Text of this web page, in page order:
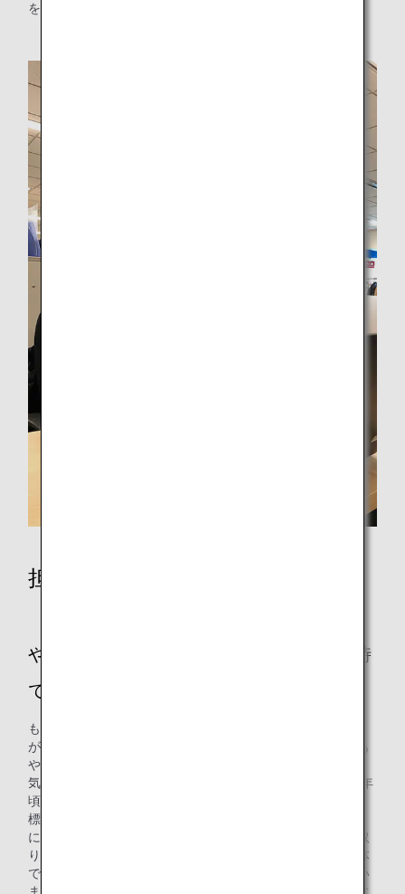
をご紹介します。
担当者の乾さんへのインタビュー
やりがいや達成感を感じるのはどういう時
でしょうか
もともと社会課題としてSDGsに関心を持っておりました
が、企業として気候変動問題に取り組めるこの業務にとても
やりがいを感じています。
気候変動問題に関しては、航空業界全体の課題として2021年
頃から本格的な取り組みを進めていました。SDGsの17の目
標（*3）においては、13番の「気候変動に具体的な対策を」
に対する取り組みになりますが、個別の企業でこの問題に取
り組むには限界があると感じています。ですので、産業全体
での提携やパートナーシップを結ぶことが必要だと思ってい